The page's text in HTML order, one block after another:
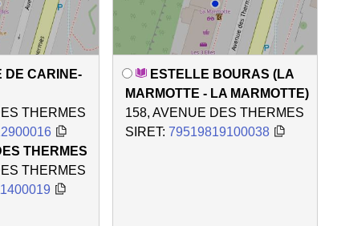
DE CARINE-
THERMES
THERMES
THERMES
ESTELLE BOURAS (LA
MARMOTTE - LA MARMOTTE)
158, AVENUE DES THERMES
SIRET: 79519819100038